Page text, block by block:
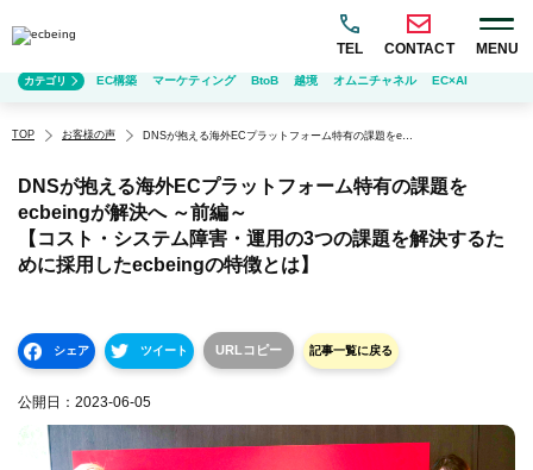
TEL CONTACT MENU
TOP お客様の声
DNSが抱える海外ECプラットフォーム特有の課題をecbeingが解決へ ～前編～
DNSが抱える海外ECプラットフォーム特有の課題を
ecbeingが解決へ ～前編～
【コスト・システム障害・運用の3つの課題を解決するた
めに採用したecbeingの特徴とは】
シェア ツイート URLコピー 記事一覧に戻る
公開日： 2023-06-05
カテゴリ EC構築 マーケティング BtoB 越境 オムニチャネル EC×AI